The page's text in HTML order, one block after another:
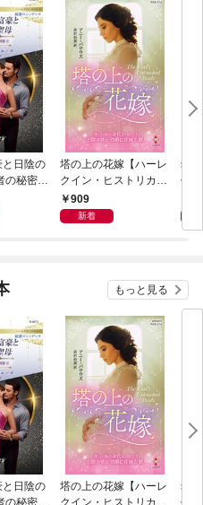
と日陰の
の秘密同
ン・ロ
シンデ
塔の上の花嫁【ハーレ
クイン・ヒストリカ
ル・スペシャル版】
909
新着
幼
作
もっと見る
と日陰の
の秘密同
塔の上の花嫁【ハーレ
クイン・ヒストリカ
幼
作